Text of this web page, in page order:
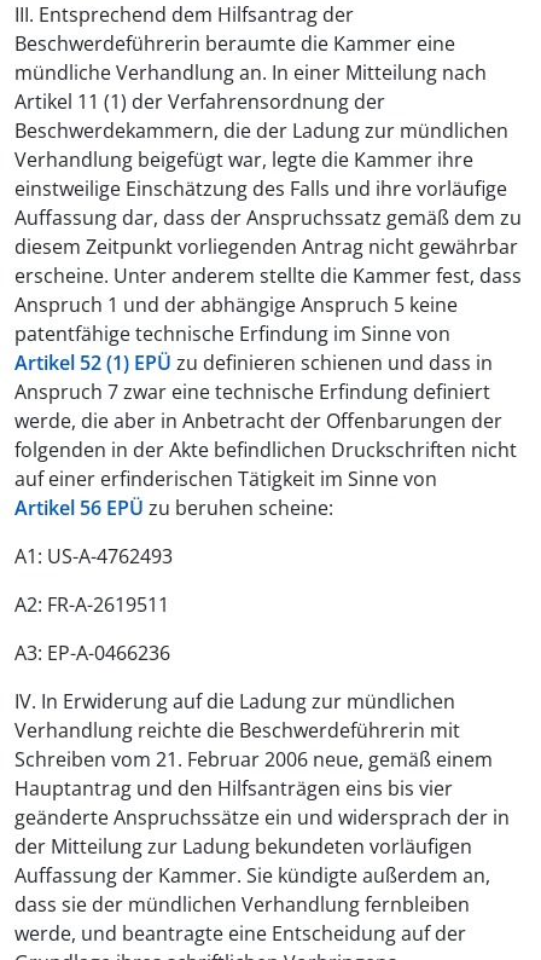
III. Entsprechend dem Hilfsantrag der
Beschwerdeführerin beraumte die Kammer eine
mündliche Verhandlung an. In einer Mitteilung nach
Artikel 11 (1) der Verfahrensordnung der
Beschwerdekammern, die der Ladung zur mündlichen
Verhandlung beigefügt war, legte die Kammer ihre
einstweilige Einschätzung des Falls und ihre vorläufige
Auffassung dar, dass der Anspruchssatz gemäß dem zu
diesem Zeitpunkt vorliegenden Antrag nicht gewährbar
erscheine. Unter anderem stellte die Kammer fest, dass
Anspruch 1 und der abhängige Anspruch 5 keine
patentfähige technische Erfindung im Sinne von
Artikel 52 (1) EPÜ zu definieren schienen und dass in
Anspruch 7 zwar eine technische Erfindung definiert
werde, die aber in Anbetracht der Offenbarungen der
folgenden in der Akte befindlichen Druckschriften nicht
auf einer erfinderischen Tätigkeit im Sinne von
Artikel 56 EPÜ zu beruhen scheine:
A1: US-A-4762493
A2: FR-A-2619511
A3: EP-A-0466236
IV. In Erwiderung auf die Ladung zur mündlichen
Verhandlung reichte die Beschwerdeführerin mit
Schreiben vom 21. Februar 2006 neue, gemäß einem
Hauptantrag und den Hilfsanträgen eins bis vier
geänderte Anspruchssätze ein und widersprach der in
der Mitteilung zur Ladung bekundeten vorläufigen
Auffassung der Kammer. Sie kündigte außerdem an,
dass sie der mündlichen Verhandlung fernbleiben
werde, und beantragte eine Entscheidung auf der